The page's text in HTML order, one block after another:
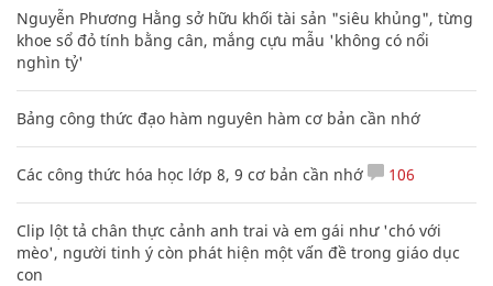
Nguyễn Phương Hằng sở hữu khối tài sản "siêu khủng", từng
khoe sổ đỏ tính bằng cân, mắng cựu mẫu 'không có nổi
nghìn tỷ'
Bảng công thức đạo hàm nguyên hàm cơ bản cần nhớ
Các công thức hóa học lớp 8, 9 cơ bản cần nhớ 106
Clip lột tả chân thực cảnh anh trai và em gái như 'chó với
mèo', người tinh ý còn phát hiện một vấn đề trong giáo dục
con